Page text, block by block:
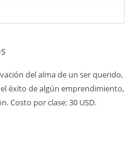
del alma de un ser querido,
éxito de algún emprendimiento,
Costo por clase: 30 USD.